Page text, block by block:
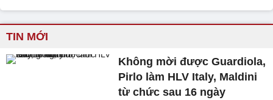
TIN MỚI
Không mời được Guardiola,
Pirlo làm HLV Italy, Maldini
từ chức sau 16 ngày